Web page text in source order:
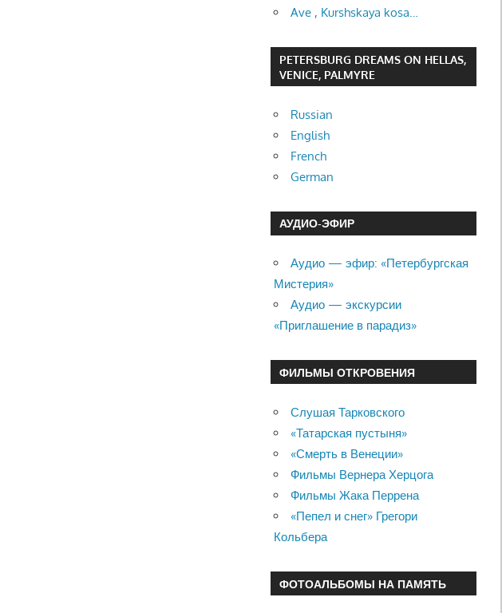
Ave , Kurshskaya kosa…
PETERSBURG DREAMS ON HELLAS,
VENICE, PALMYRE
Russian
English
French
German
АУДИО-ЭФИР
Аудио — эфир: «Петербургская
Мистерия»
Аудио — экскурсии
«Приглашение в парадиз»
ФИЛЬМЫ ОТКРОВЕНИЯ
Слушая Тарковского
«Татарская пустыня»
«Смерть в Венеции»
Фильмы Вернера Херцога
Фильмы Жака Перрена
«Пепел и снег» Грегори
Кольбера
ФОТОАЛЬБОМЫ НА ПАМЯТЬ